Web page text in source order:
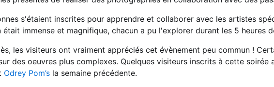
s'étaient inscrites pour apprendre et collaborer avec les artistes
immense et magnifique, chacun a pu l'explorer durant les 5 heures
les visiteurs ont vraiment appréciés cet évènement peu commun !
des oeuvres plus complexes. Quelques visiteurs inscrits à cette soirée
Odrey Pom’s la semaine précédente.